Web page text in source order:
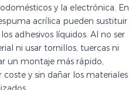
y la electrónica. En
acrílica pueden sustituir
adhesivos líquidos. Al no ser
ni usar tornillos, tuercas ni
un montaje más rápido,
y sin dañar los materiales